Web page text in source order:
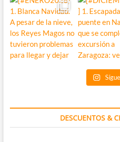
DESCUENTOS &